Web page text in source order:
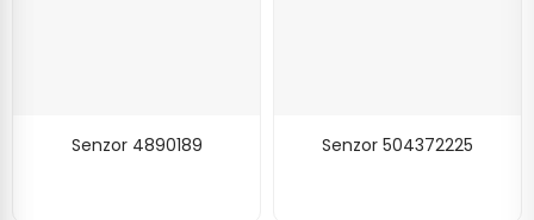
Senzor 4890189 Senzor 504372225